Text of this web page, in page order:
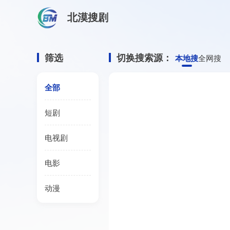
北漠搜剧
筛选
全部
短剧
电视剧
电影
动漫
切换搜索源： 本地搜全网搜